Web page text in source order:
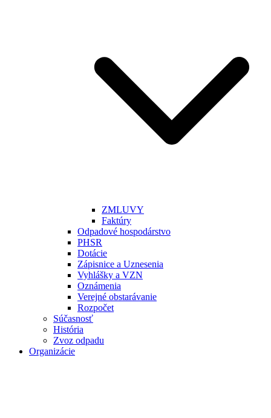
ZMLUVY
Faktúry
Odpadové hospodárstvo
PHSR
Dotácie
Zápisnice a Uznesenia
Vyhlášky a VZN
Oznámenia
Verejné obstarávanie
Rozpočet
Súčasnosť
História
Zvoz odpadu
Organizácie